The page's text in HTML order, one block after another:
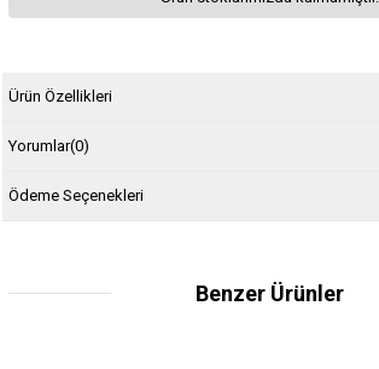
Ürün Özellikleri
Yorumlar(0)
Ödeme Seçenekleri
Benzer Ürünler